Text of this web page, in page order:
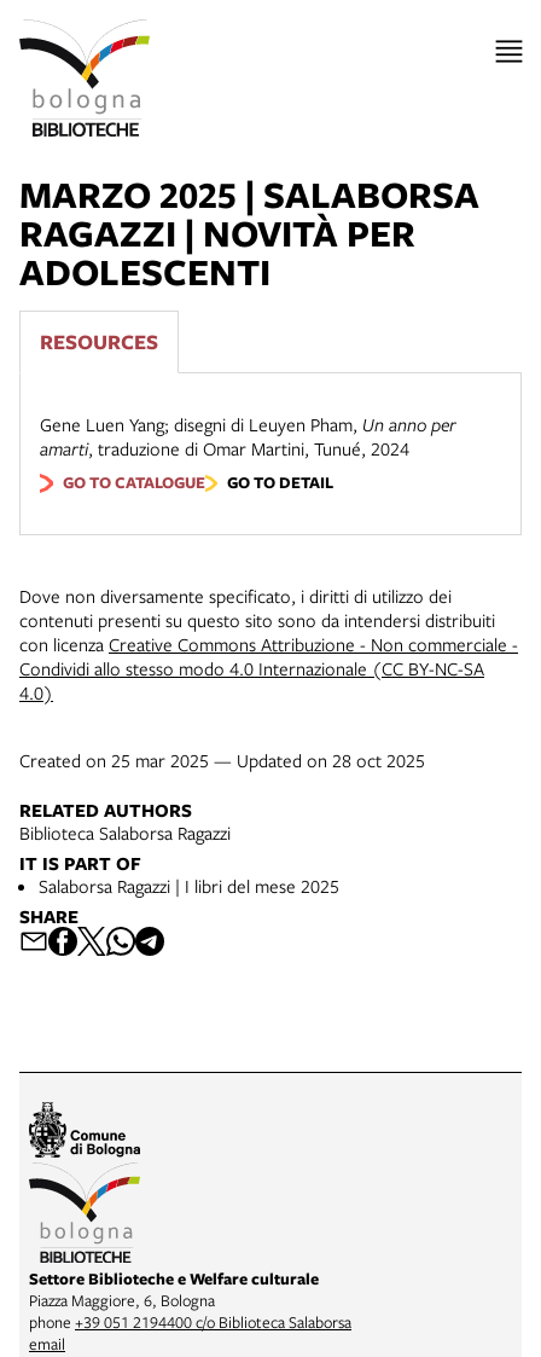
MARZO 2025 | SALABORSA
RAGAZZI | NOVITÀ PER
ADOLESCENTI
RESOURCES
Gene Luen Yang; disegni di Leuyen Pham, Un anno per
amarti, traduzione di Omar Martini, Tunué, 2024
GO TO CATALOGUE GO TO DETAIL
Dove non diversamente specificato, i diritti di utilizzo dei
contenuti presenti su questo sito sono da intendersi distribuiti
con licenza Creative Commons Attribuzione - Non commerciale -
Condividi allo stesso modo 4.0 Internazionale (CC BY-NC-SA
4.0)
Created on 25 mar 2025 — Updated on 28 oct 2025
RELATED AUTHORS
Biblioteca Salaborsa Ragazzi
IT IS PART OF
Salaborsa Ragazzi | I libri del mese 2025
SHARE
Settore Biblioteche e Welfare culturale
Piazza Maggiore, 6, Bologna
phone +39 051 2194400 c/o Biblioteca Salaborsa
email